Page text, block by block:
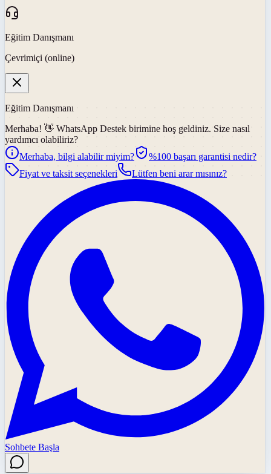
Eğitim Danışmanı
Çevrimiçi (online)
Eğitim Danışmanı
Merhaba! 👋 WhatsApp Destek birimine hoş geldiniz. Size nasıl
yardımcı olabiliriz?
Merhaba, bilgi alabilir miyim?
%100 başarı garantisi nedir?
Fiyat ve taksit seçenekleri
Lütfen beni arar mısınız?
Sohbete Başla